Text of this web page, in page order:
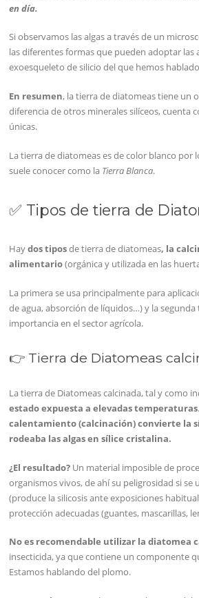
en día.
Si observamos las algas a través de un
las diferentes formas que pueden adoptar las
exoesqueleto de silicio del que hemos
En resumen, la tierra de diatomeas tiene un
diferencia de otros minerales silíceos, cuenta
únicas.
La tierra de diatomeas es de color blanco por
suele conocer como la Tierra Blanca.
✅ Tipos de tierra de
Haydos tiposde tierra de diatomeas, la
alimentario(orgánica y utilizada en las
La primera se usa principalmente para
de agua, absorción de líquidos…) y la segunda
importancia en el sector agrícola.
👉 Tierra de Diatomeas
La tierra de Diatomeas calcinada, tal y como
estado expuesta a elevadas temperaturas.
calentamiento (calcinación) convierte la
rodeaba las algas en sílice cristalina.
¿El resultado? Un material imposible de
organismos vivos, de ahí su peligrosidad si se
(produce la silicosis ante exposiciones
protección adecuadas (guantes, mascarillas,
No es recomendable utilizar la diatomea
insecticida, ya que contiene un componente
Estamos hablando del plomo.